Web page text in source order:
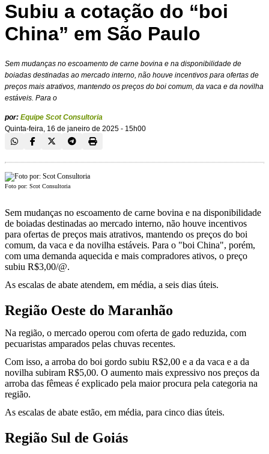
Subiu a cotação do “boi
China” em São Paulo
Sem mudanças no escoamento de carne bovina e na disponibilidade de
boiadas destinadas ao mercado interno, não houve incentivos para ofertas de
preços mais atrativos, mantendo os preços do boi comum, da vaca e da novilha
estáveis. Para o
por: Equipe Scot Consultoria
Quinta-feira, 16 de janeiro de 2025 - 15h00
Foto por: Scot Consultoria
Sem mudanças no escoamento de carne bovina e na disponibilidade
de boiadas destinadas ao mercado interno, não houve incentivos
para ofertas de preços mais atrativos, mantendo os preços do boi
comum, da vaca e da novilha estáveis. Para o "boi China", porém,
com uma demanda aquecida e mais compradores ativos, o preço
subiu R$3,00/@.
As escalas de abate atendem, em média, a seis dias úteis.
Região Oeste do Maranhão
Na região, o mercado operou com oferta de gado reduzida, com
pecuaristas amparados pelas chuvas recentes.
Com isso, a arroba do boi gordo subiu R$2,00 e a da vaca e a da
novilha subiram R$5,00. O aumento mais expressivo nos preços da
arroba das fêmeas é explicado pela maior procura pela categoria na
região.
As escalas de abate estão, em média, para cinco dias úteis.
Região Sul de Goiás